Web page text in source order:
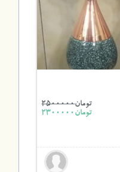
تومان2500000
تومان2300000